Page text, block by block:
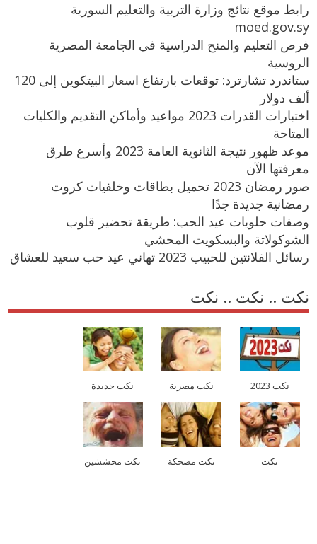
رابط موقع نتائج وزارة التربية والتعليم السورية
moed.gov.sy
فرص التعليم والمنح الدراسية في الجامعة المصرية
الروسية
ستاندرد تشارترد: توقعات بارتفاع اسعار البيتكوين إلى 120
ألف دولار
اختبارات القدرات 2023 مواعيد وأماكن التقديم والكليات
المتاحة
موعد ظهور نتيجة الثانوية العامة 2023 وأسرع طرق
معرفتها الآن
صور رمضان 2023 تحميل بطاقات وخلفيات كروت
رمضانية جديدة جدًا
وصفات حلويات عيد الحب: طريقة تحضير قلوب
الشوكولاتة والبسكويت المحشي
رسائل الفلانتين للحبيب 2023 تهاني عيد حب سعيد للعشاق
نكت .. نكت .. نكت
نكت 2023 نكت مصرية نكت جديدة
نكت نكت مضحكة نكت محششين